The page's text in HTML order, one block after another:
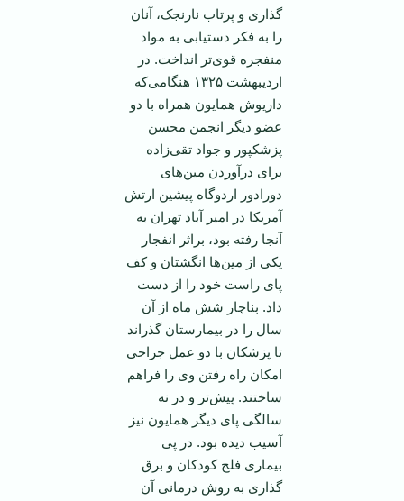
گذاری و پرتاب نارنجک، آنان
را به فکر دستیابی به مواد
منفجره قوی‌تر انداخت. در
اردیبهشت ۱۳۲۵ هنگامی‌که
داریوش همایون همراه با دو
عضو دیگر انجمن محسن
پزشکپور و جواد تقی‌زاده
برای درآوردن مین‌های
دورادور اردوگاه پیشین ارتش
آمریکا در امیر آباد تهران به
آنجا رفته بود، براثر انفجار
یکی از مین‌ها انگشتان و کف
پای راست خود را از دست
داد. بناچار شش ماه از آن
سال را در بیمارستان گذراند
تا پزشکان با دو عمل جراحی
امکان راه رفتن وی را فراهم
ساختند. پیش‌تر و در نه
سالگی پای دیگر همایون نیز
آسیب دیده بود. در پی
بیماری فلج کودکان و برق
گذاری به روش درمانی آن